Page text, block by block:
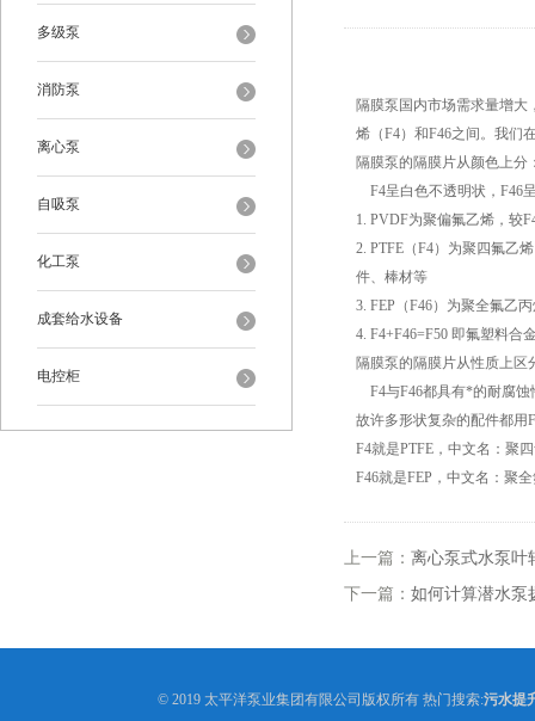
多级泵
消防泵
离心泵
自吸泵
化工泵
成套给水设备
电控柜
隔膜泵国内市场需求量增
烯（F4）和F46之间。我们
隔膜泵的隔膜片从颜色上分
F4呈白色不透明状，F46
1. PVDF为聚偏氟乙烯，较
2. PTFE（F4）为聚四氟乙
件、棒材等
3. FEP（F46）为聚全氟乙
4. F4+F46=F50 即氟塑料合
隔膜泵的隔膜片从性质上区
F4与F46都具有*的耐腐蚀
故许多形状复杂的配件都用
F4就是PTFE，中文名：聚
F46就是FEP，中文名：聚
上一篇： 离心泵式水泵叶
下一篇： 如何计算潜水泵
© 2019 太平洋泵业集团有限公司版权所有 热门搜索:污水提